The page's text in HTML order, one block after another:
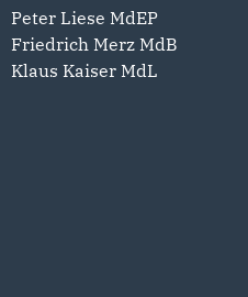
Peter Liese MdEP
Friedrich Merz MdB
Klaus Kaiser MdL